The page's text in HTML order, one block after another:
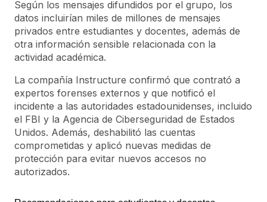
Según los mensajes difundidos por el grupo, los
datos incluirían miles de millones de mensajes
privados entre estudiantes y docentes, además de
otra información sensible relacionada con la
actividad académica.
La compañía Instructure confirmó que contrató a
expertos forenses externos y que notificó el
incidente a las autoridades estadounidenses, incluido
el FBI y la Agencia de Ciberseguridad de Estados
Unidos. Además, deshabilitó las cuentas
comprometidas y aplicó nuevas medidas de
protección para evitar nuevos accesos no
autorizados.